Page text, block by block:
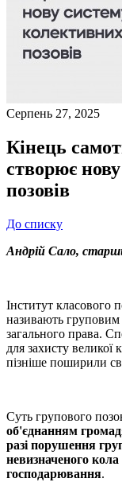
Серпень 27, 2025
Кінець
створює
позовів
До списку
Андрій Сало,
Інститут класового
називають груповим
загального права.
для захисту великої
пізніше поширили
Суть групового
об'єднанням
разі порушення
невизначеного
господарювання.